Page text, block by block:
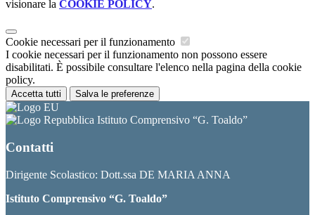
visionare la COOKIE POLICY.
Cookie necessari per il funzionamento
I cookie necessari per il funzionamento non possono essere
disabilitati. È possibile consultare l'elenco nella pagina della cookie
policy.
Accetta tutti Salva le preferenze
Istituto Comprensivo “G. Toaldo”
Contatti
Dirigente Scolastico: Dott.ssa DE MARIA ANNA
Istituto Comprensivo “G. Toaldo”